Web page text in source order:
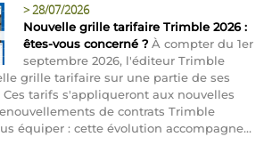
>28/07/2026
Nouvelle grille tarifaire Trimble 2026 :
êtes-vous concerné ? À compter du 1er
septembre 2026, l'éditeur Trimble
grille tarifaire sur une partie de ses
tarifs s'appliqueront aux nouvelles
de contrats Trimble
équiper : cette évolution accompagne...